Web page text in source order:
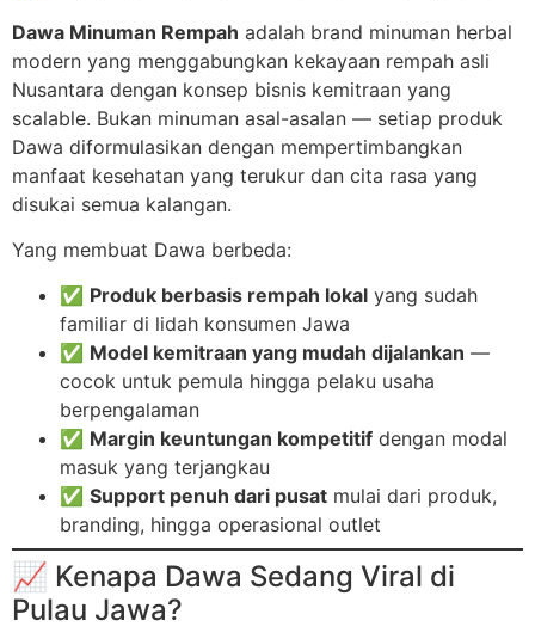
Dawa Minuman Rempah adalah brand minuman herbal
modern yang menggabungkan kekayaan rempah asli
Nusantara dengan konsep bisnis kemitraan yang
scalable. Bukan minuman asal-asalan — setiap produk
Dawa diformulasikan dengan mempertimbangkan
manfaat kesehatan yang terukur dan cita rasa yang
disukai semua kalangan.
Yang membuat Dawa berbeda:
✅ Produk berbasis rempah lokal yang sudah
familiar di lidah konsumen Jawa
✅ Model kemitraan yang mudah dijalankan —
cocok untuk pemula hingga pelaku usaha
berpengalaman
✅ Margin keuntungan kompetitif dengan modal
masuk yang terjangkau
✅ Support penuh dari pusat mulai dari produk,
branding, hingga operasional outlet
📈 Kenapa Dawa Sedang Viral di
Pulau Jawa?